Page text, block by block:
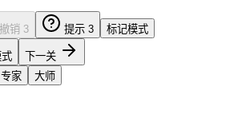
撤销 3 提示 3 标记模式
式
下一关
专家 大师